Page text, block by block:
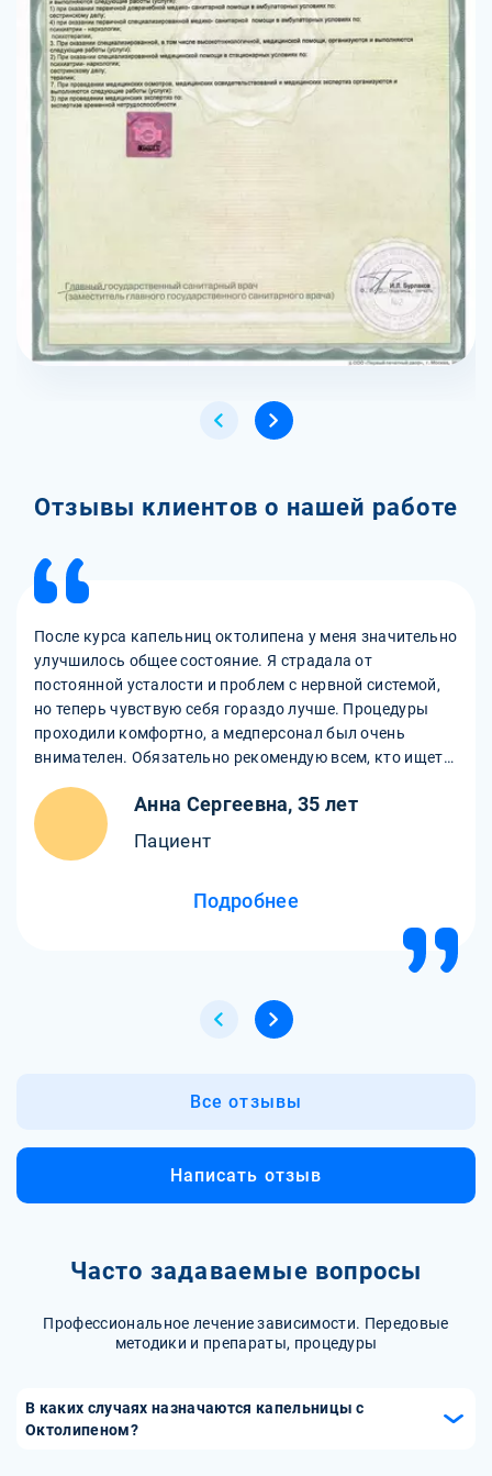
Отзывы клиентов о нашей работе
После курса капельниц октолипена у меня значительно
улучшилось общее состояние. Я страдала от
постоянной усталости и проблем с нервной системой,
но теперь чувствую себя гораздо лучше. Процедуры
проходили комфортно, а медперсонал был очень
внимателен. Обязательно рекомендую всем, кто ищет
Анна Сергеевна, 35 лет
Пациент
Подробнее
Все отзывы
Написать отзыв
Часто задаваемые вопросы
Профессиональное лечение зависимости. Передовые
методики и препараты, процедуры
В каких случаях назначаются капельницы с
Октолипеном?